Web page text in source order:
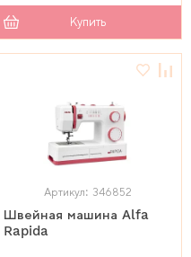
Купить
Артикул: 346852
Швейная машина Alfa
Rapida